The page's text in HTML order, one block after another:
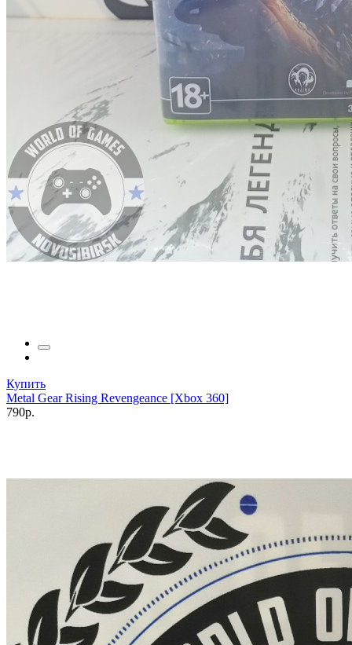
Купить
Metal Gear Rising Revengeance [Xbox 360]
790р.